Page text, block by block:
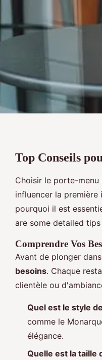
Top Conseils
Choisir le porte-
influencer la
pourquoi il est
are some detailed
Comprendre Vos
Avant de plonger
besoins. Chaque
clientèle ou
Quel est le style
comme le
élégance.
Quelle est la taille